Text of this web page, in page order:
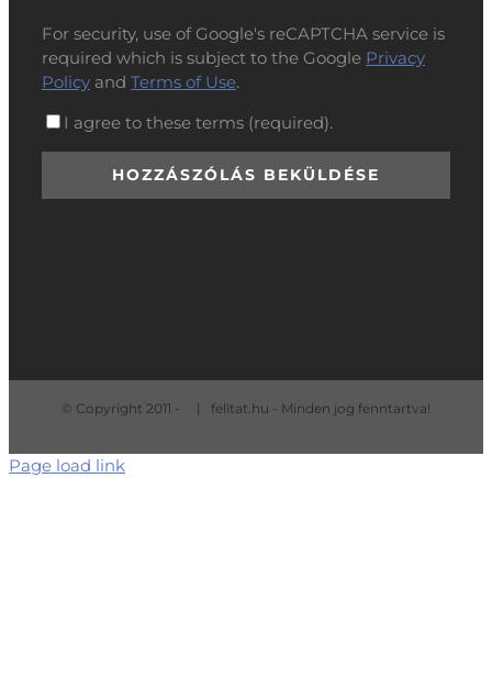
For security, use of Google's reCAPTCHA service is
required which is subject to the Google Privacy
Policy and Terms of Use.
I agree to these terms (required).
© Copyright 2011 - | felitat.hu - Minden jog fenntartva!
Page load link